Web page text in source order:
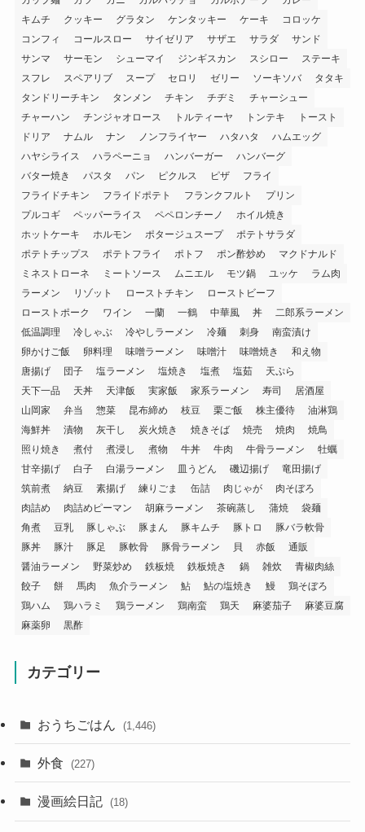
キムチ
クッキー グラタン ケンタッキー ケーキ
コロッケ
コンフィ
コールスロー サイゼリア サザエ サラダ
サンド
サンマ
サーモン シューマイ ジンギスカン スシロー
ステーキ
スフレ
スペアリブ スープ セロリ ゼリー ソーキソバ
タタキ
タンドリーチキン
タンメン チキン チヂミ
チャーシュー
チャーハン
チンジャオロース トルティーヤ トンテキ
トースト
ドリア
ナムル ナン ノンフライヤー ハタハタ
ハムエッグ
ハヤシライス
ハラペーニョ ハンバーガー
ハンバーグ
バター焼き
パスタ パン ピクルス ピザ
フライ
フライドチキン
フライドポテト フランクフルト
プリン
プルコギ
ペッパーライス ペペロンチーノ
ホイル焼き
ホットケーキ
ホルモン ポタージュスープ
ポテトサラダ
ポテトチップス
ポテトフライ ポトフ ポン酢炒め
マクドナルド
ミネストローネ
ミートソース ムニエル モツ鍋 ユッケ
ラム肉
ラーメン
リゾット ローストチキン
ローストビーフ
ローストポーク
ワイン 一蘭 一鶴 中華風 丼
二郎系ラーメン
低温調理
冷しゃぶ 冷やしラーメン 冷麺 刺身
南蛮漬け
卵かけご飯
卵料理 味噌ラーメン 味噌汁 味噌焼き
和え物
唐揚げ
団子 塩ラーメン 塩焼き 塩煮 塩茹
天ぷら
天下一品
天丼 天津飯 実家飯 家系ラーメン 寿司
居酒屋
山岡家
弁当 惣菜 昆布締め 枝豆 栗ご飯 株主優待
油淋鶏
海鮮丼
漬物 灰干し 炭火焼き 焼きそば 焼売 焼肉
焼鳥
照り焼き
煮付 煮浸し 煮物 牛丼 牛肉 牛骨ラーメン
牡蠣
甘辛揚げ
白子 白湯ラーメン 皿うどん 磯辺揚げ
竜田揚げ
筑前煮
納豆 素揚げ 練りごま 缶詰 肉じゃが
肉そぼろ
肉詰め
肉詰めピーマン 胡麻ラーメン 茶碗蒸し 蒲焼
袋麺
角煮
豆乳 豚しゃぶ 豚まん 豚キムチ 豚トロ
豚バラ軟骨
豚丼
豚汁 豚足 豚軟骨 豚骨ラーメン 貝 赤飯
通販
醤油ラーメン
野菜炒め 鉄板焼 鉄板焼き 鍋 雑炊
青椒肉絲
餃子
餅 馬肉 魚介ラーメン 鮎 鮎の塩焼き 鰻
鶏そぼろ
鶏ハム
鶏ハラミ 鶏ラーメン 鶏南蛮 鶏天 麻婆茄子
麻婆豆腐
麻薬卵
黒酢
カテゴリー
おうちごはん (1,446)
外食 (227)
漫画絵日記 (18)